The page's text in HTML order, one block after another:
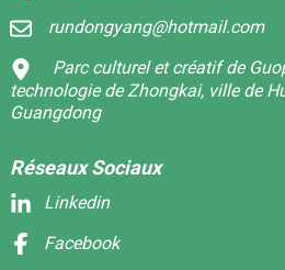
rundongyang@hotmail.com
Parc culturel et créatif de
technologie de Zhongkai, ville de
Guangdong
Réseaux Sociaux
Linkedin
Facebook